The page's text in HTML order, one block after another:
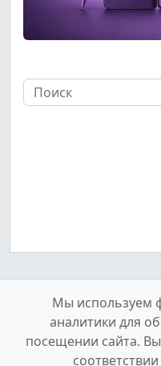
Мы используем
аналитики для
посещении сайта.